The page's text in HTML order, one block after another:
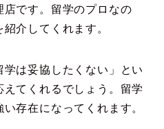
です。留学のプロなの
介してくれます。
学は妥協したくない」とい
てくれるでしょう。留学
存在になってくれます。